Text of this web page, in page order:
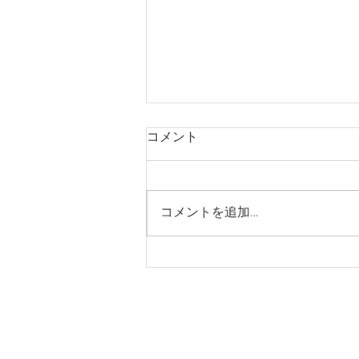
急なお知らせでご迷惑おかけ
コメント
コメントを追加…